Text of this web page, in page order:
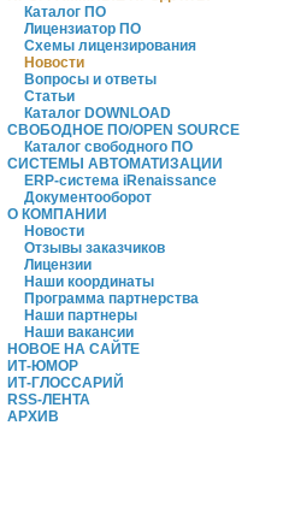
Каталог ПО
Лицензиатор ПО
Схемы лицензирования
Новости
Вопросы и ответы
Статьи
Каталог DOWNLOAD
СВОБОДНОЕ ПО/OPEN SOURCE
Каталог свободного ПО
СИСТЕМЫ АВТОМАТИЗАЦИИ
ERP-система iRenaissance
Документооборот
О КОМПАНИИ
Новости
Отзывы заказчиков
Лицензии
Наши координаты
Программа партнерства
Наши партнеры
Наши вакансии
НОВОЕ НА САЙТЕ
ИТ-ЮМОР
ИТ-ГЛОССАРИЙ
RSS-ЛЕНТА
АРХИВ